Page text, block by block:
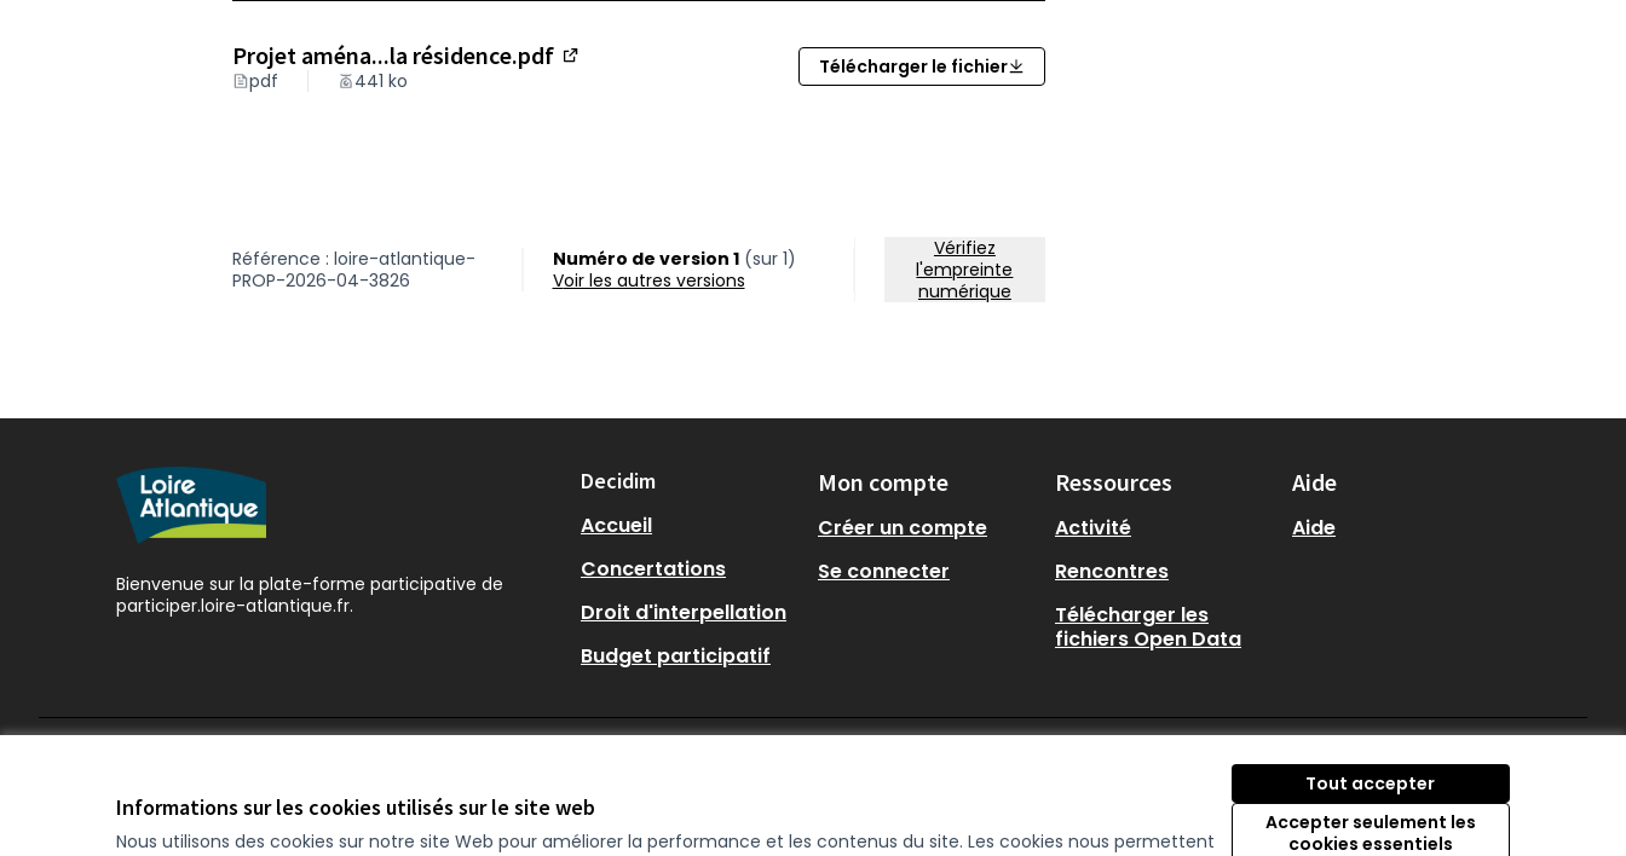
Informations sur les cookies utilisés sur le site web
Nous utilisons des cookies sur notre site Web pour améliorer la performance et les contenus du site. Les cookies nous permettent
Tout accepter
Accepter seulement les
cookies essentiels
Projet aména...la résidence.pdf
pdf 441 ko
Télécharger le fichier
Référence : loire-atlantique-
PROP-2026-04-3826
Numéro de version 1(sur 1)
voir les autres versions
Vérifiez
l'empreinte
numérique
Bienvenue sur la plate-forme participative de
participer.loire-atlantique.fr.
Decidim
Accueil
Concertations
Droit d'interpellation
Budget participatif
Mon compte
Créer un compte
Se connecter
Ressources
Activité
Rencontres
Télécharger les
fichiers Open Data
Aide
Aide
(Nouvelle fenêtre)
(Nouvelle fenêtre)
(Nouvelle fenêtre)